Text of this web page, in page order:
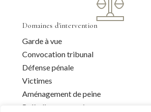
Domaines d'intervention
Garde à vue
Convocation tribunal
Défense pénale
Victimes
Aménagement de peine
Préjudice corporel